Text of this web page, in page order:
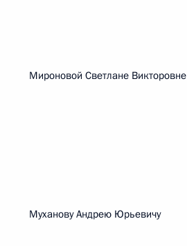
Мироновой Светлане Викторовне
Муханову Андрею Юрьевичу